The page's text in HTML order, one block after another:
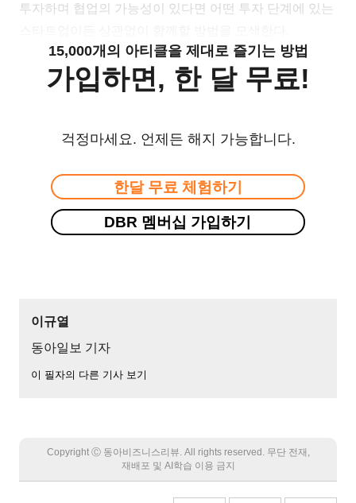
투자하며 협업의 가능성이 있다면 어떤 투자 단계에 있는
15,000개의 아티클을 제대로 즐기는 방법
가입하면, 한 달 무료!
걱정마세요. 언제든 해지 가능합니다.
한달 무료 체험하기
DBR 멤버십 가입하기
이규열
동아일보 기자
이 필자의 다른 기사 보기
Copyright Ⓒ 동아비즈니스리뷰. All rights reserved. 무단 전재,
재배포 및 AI학습 이용 금지